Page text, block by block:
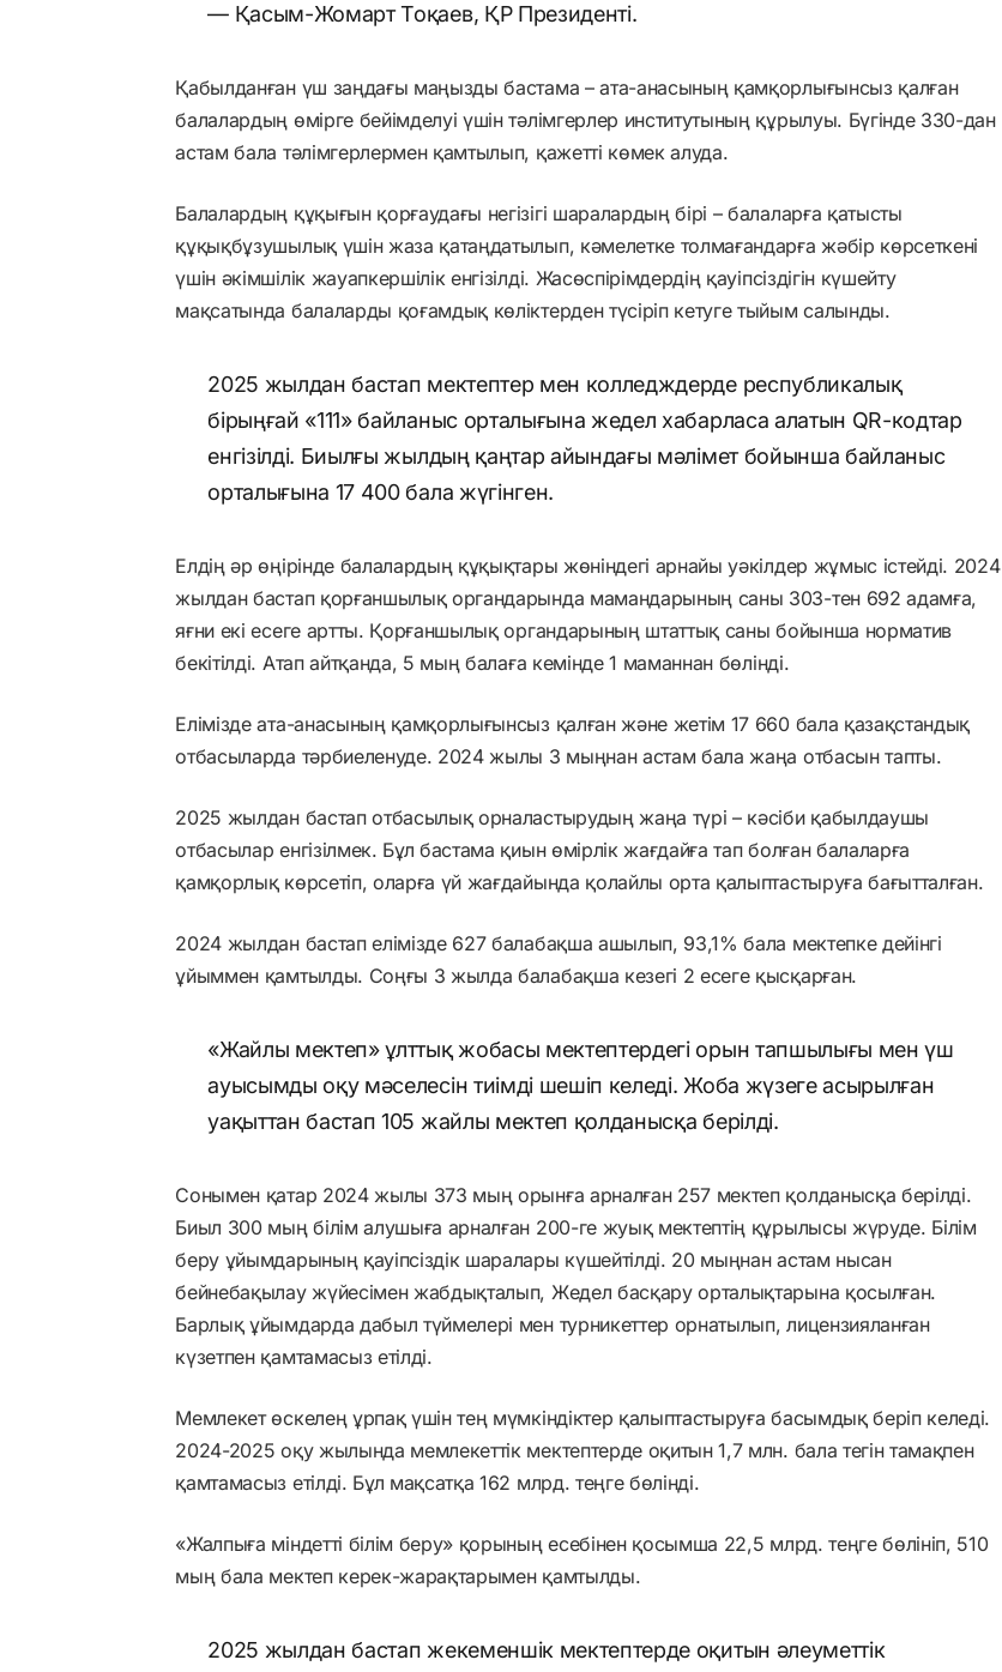
— Қасым-Жомарт Тоқаев, ҚР Президенті.
Қабылданған үш заңдағы маңызды бастама – ата-анасының қамқорлығынсыз қалған
балалардың өмірге бейімделуі үшін тәлімгерлер институтының құрылуы. Бүгінде 330-дан
астам бала тәлімгерлермен қамтылып, қажетті көмек алуда.
Балалардың құқығын қорғаудағы негізігі шаралардың бірі – балаларға қатысты
құқықбұзушылық үшін жаза қатаңдатылып, кәмелетке толмағандарға жәбір көрсеткені
үшін әкімшілік жауапкершілік енгізілді. Жасөспірімдердің қауіпсіздігін күшейту
мақсатында балаларды қоғамдық көліктерден түсіріп кетуге тыйым салынды.
2025 жылдан бастап мектептер мен колледждерде республикалық
бірыңғай «111» байланыс орталығына жедел хабарласа алатын QR-кодтар
енгізілді. Биылғы жылдың қаңтар айындағы мәлімет бойынша байланыс
орталығына 17 400 бала жүгінген.
Елдің әр өңірінде балалардың құқықтары жөніндегі арнайы уәкілдер жұмыс істейді. 2024
жылдан бастап қорғаншылық органдарында мамандарының саны 303-тен 692 адамға,
яғни екі есеге артты. Қорғаншылық органдарының штаттық саны бойынша норматив
бекітілді. Атап айтқанда, 5 мың балаға кемінде 1 маманнан бөлінді.
Елімізде ата-анасының қамқорлығынсыз қалған және жетім 17 660 бала қазақстандық
отбасыларда тәрбиеленуде. 2024 жылы 3 мыңнан астам бала жаңа отбасын тапты.
2025 жылдан бастап отбасылық орналастырудың жаңа түрі – кәсіби қабылдаушы
отбасылар енгізілмек. Бұл бастама қиын өмірлік жағдайға тап болған балаларға
қамқорлық көрсетіп, оларға үй жағдайында қолайлы орта қалыптастыруға бағытталған.
2024 жылдан бастап елімізде 627 балабақша ашылып, 93,1% бала мектепке дейінгі
ұйыммен қамтылды. Соңғы 3 жылда балабақша кезегі 2 есеге қысқарған.
«Жайлы мектеп» ұлттық жобасы мектептердегі орын тапшылығы мен үш
ауысымды оқу мәселесін тиімді шешіп келеді. Жоба жүзеге асырылған
уақыттан бастап 105 жайлы мектеп қолданысқа берілді.
Сонымен қатар 2024 жылы 373 мың орынға арналған 257 мектеп қолданысқа берілді.
Биыл 300 мың білім алушыға арналған 200-ге жуық мектептің құрылысы жүруде. Білім
беру ұйымдарының қауіпсіздік шаралары күшейтілді. 20 мыңнан астам нысан
бейнебақылау жүйесімен жабдықталып, Жедел басқару орталықтарына қосылған.
Барлық ұйымдарда дабыл түймелері мен турникеттер орнатылып, лицензияланған
күзетпен қамтамасыз етілді.
Мемлекет өскелең ұрпақ үшін тең мүмкіндіктер қалыптастыруға басымдық беріп келеді.
2024-2025 оқу жылында мемлекеттік мектептерде оқитын 1,7 млн. бала тегін тамақпен
қамтамасыз етілді. Бұл мақсатқа 162 млрд. теңге бөлінді.
«Жалпыға міндетті білім беру» қорының есебінен қосымша 22,5 млрд. теңге бөлініп, 510
мың бала мектеп керек-жарақтарымен қамтылды.
2025 жылдан бастап жекеменшік мектептерде оқитын әлеуметтік